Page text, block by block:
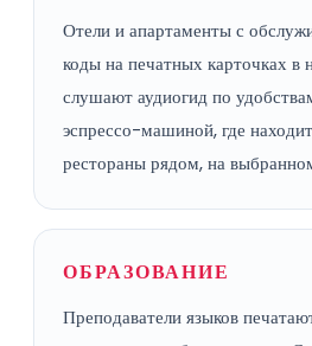
Отели и апартаменты с
коды на печатных карточках в
слушают аудиогид по
эспрессо-машиной, где
рестораны рядом, на
ОБРАЗОВАНИЕ
Преподаватели языков